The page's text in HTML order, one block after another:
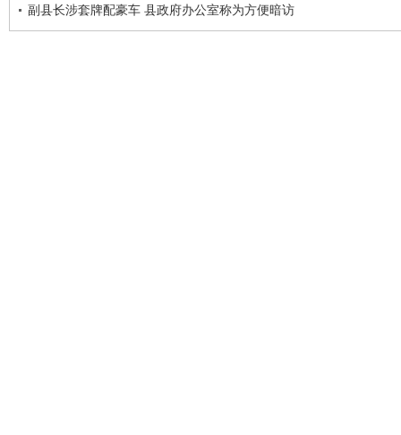
副县长涉套牌配豪车 县政府办公室称为方便暗访